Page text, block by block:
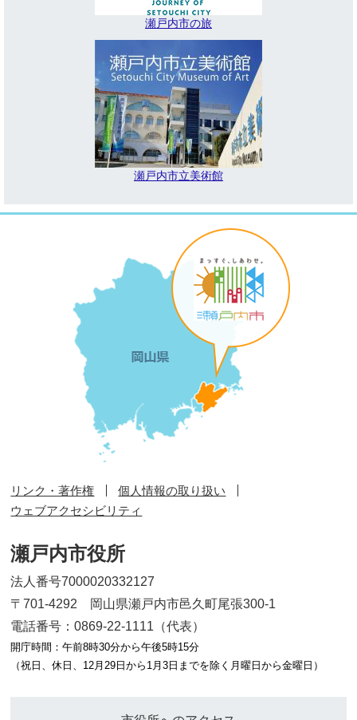
瀬戸内市の旅
瀬戸内市立美術館
リンク・著作権
個人情報の取り扱い
ウェブアクセシビリティ
瀬戸内市役所
法人番号7000020332127
〒701-4292 岡山県瀬戸内市邑久町尾張300-1
電話番号：0869-22-1111（代表）
開庁時間：午前8時30分から午後5時15分
（祝日、休日、12月29日から1月3日までを除く月曜日から金曜日）